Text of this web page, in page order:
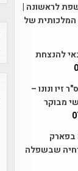
לראשונה |
של
להנצחת
זיו ונונו –
מבוקר
בפארק
שבשפלה